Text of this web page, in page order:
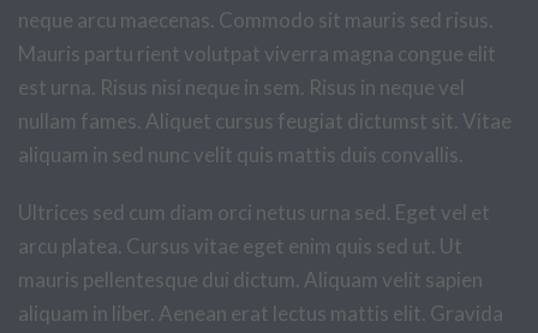
neque arcu maecenas. Commodo sit mauris sed risus.
Mauris partu rient volutpat viverra magna congue elit
est urna. Risus nisi neque in sem. Risus in neque vel
nullam fames. Aliquet cursus feugiat dictumst sit. Vitae
aliquam in sed nunc velit quis mattis duis convallis.
Ultrices sed cum diam orci netus urna sed. Eget vel et
arcu platea. Cursus vitae eget enim quis sed ut. Ut
mauris pellentesque dui dictum. Aliquam velit sapien
aliquam in liber. Aenean erat lectus mattis elit. Gravida